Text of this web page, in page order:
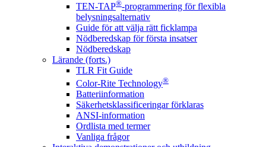
TEN-TAP®-programmering för flexibla
belysningsalternativ
Guide för att välja rätt ficklampa
Nödberedskap för första insatser
Nödberedskap
Lärande (forts.)
TLR Fit Guide
Color-Rite Technology®
Batteriinformation
Säkerhetsklassificeringar förklaras
ANSI-information
Ordlista med termer
Vanliga frågor